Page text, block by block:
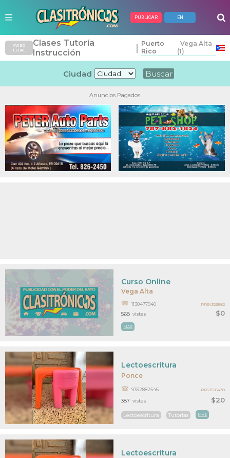
PUBLICAR EN
Anuncios Pagados
Vega Alta
$0
Curso Online
1130477940
MAS
568 vistas
PR34326582
Ponce
$20
Lectoescritura
9392882546
Lectoescritura Tutorias MAS
387 vistas
PR53526438
Lectoescritura
AVISO
LEGAL
Clases Tutoría
Instrucción
Puerto
Rico
Vega Alta
(1)
Ciudad